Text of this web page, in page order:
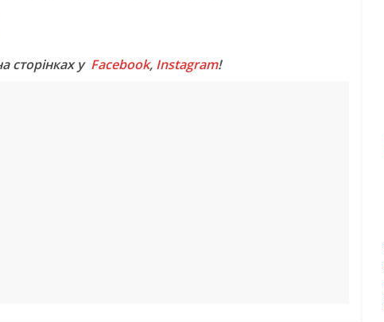
сторінках у Facebook, Instagram!